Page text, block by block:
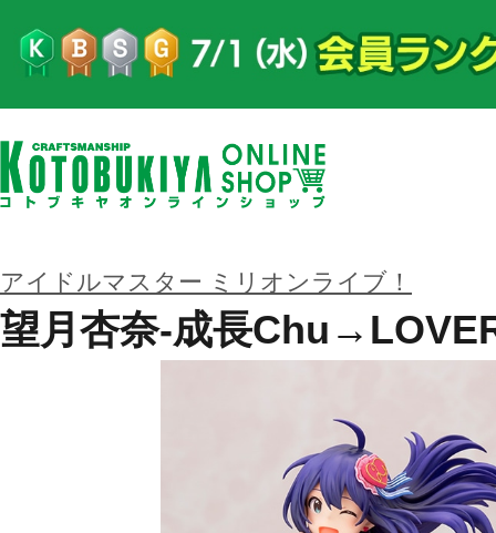
アイドルマスター ミリオンライブ！
望月杏奈-成長